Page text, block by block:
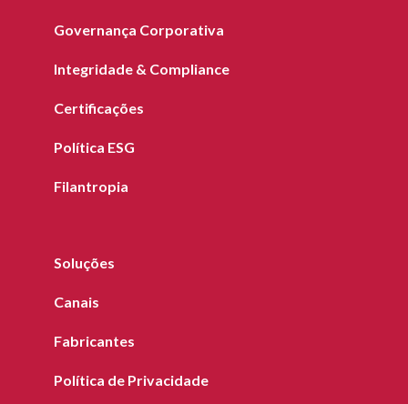
Governança Corporativa
Integridade & Compliance
Certificações
Política ESG
Filantropia
Soluções
Canais
Fabricantes
Política de Privacidade